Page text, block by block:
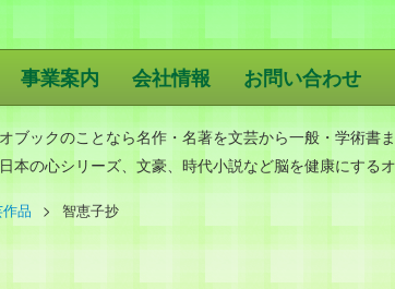
出版
事業案内 会社情報 お問い合わせ
ブックのことなら名作・名著を文芸から一般・学術書
本の心シリーズ、文豪、時代小説など脳を健康にする
品 智恵子抄